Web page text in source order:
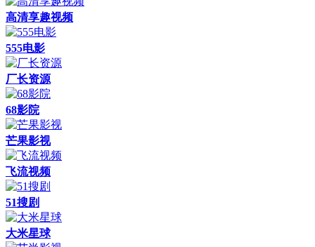
高清享趣视频
555电影
厂长资源
68影院
芒果影视
飞流视频
51搜剧
大米星球